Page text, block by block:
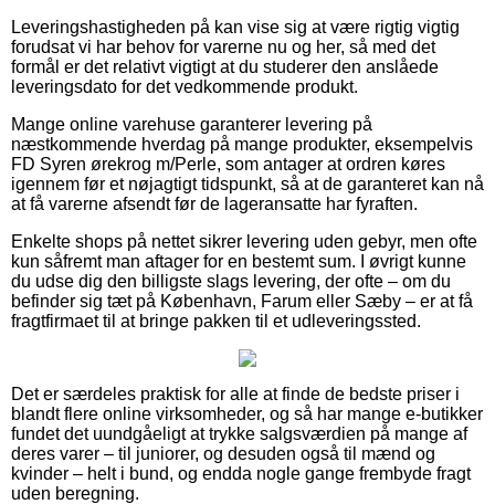
Leveringshastigheden på kan vise sig at være rigtig vigtig
forudsat vi har behov for varerne nu og her, så med det
formål er det relativt vigtigt at du studerer den anslåede
leveringsdato for det vedkommende produkt.
Mange online varehuse garanterer levering på
næstkommende hverdag på mange produkter, eksempelvis
FD Syren ørekrog m/Perle, som antager at ordren køres
igennem før et nøjagtigt tidspunkt, så at de garanteret kan nå
at få varerne afsendt før de lageransatte har fyraften.
Enkelte shops på nettet sikrer levering uden gebyr, men ofte
kun såfremt man aftager for en bestemt sum. I øvrigt kunne
du udse dig den billigste slags levering, der ofte – om du
befinder sig tæt på København, Farum eller Sæby – er at få
fragtfirmaet til at bringe pakken til et udleveringssted.
Det er særdeles praktisk for alle at finde de bedste priser i
blandt flere online virksomheder, og så har mange e-butikker
fundet det uundgåeligt at trykke salgsværdien på mange af
deres varer – til juniorer, og desuden også til mænd og
kvinder – helt i bund, og endda nogle gange frembyde fragt
uden beregning.